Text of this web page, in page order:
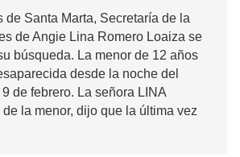
de Santa Marta, Secretaría de la
de Angie Lina Romero Loaiza se
búsqueda. La menor de 12 años
desde la noche del
de febrero. La señora LINA
de la menor, dijo que la última vez